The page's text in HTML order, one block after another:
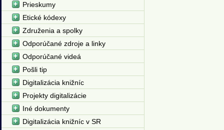
Prieskumy
Etické kódexy
Združenia a spolky
Odporúčané zdroje a linky
Odporúčané videá
Pošli tip
Digitalizácia knižníc
Projekty digitalizácie
Iné dokumenty
Digitalizácia knižníc v SR